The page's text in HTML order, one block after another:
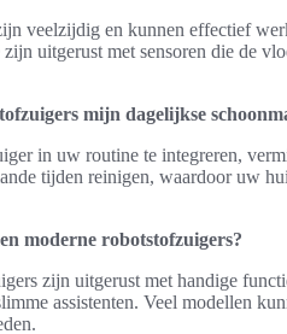
veelzijdig en kunnen effectief
uitgerust met sensoren die de
mijn dagelijkse
in uw routine te integreren,
tijden reinigen, waardoor uw
moderne robotstofzuigers?
zijn uitgerust met handige
assistenten. Veel modellen